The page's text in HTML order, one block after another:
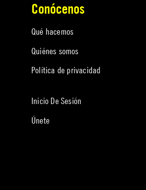
Conócenos
Qué hacemos
Quiénes somos
Política de privacidad
Inicio De Sesión
Únete